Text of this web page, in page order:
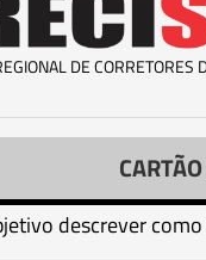
DE CORRETORES
descrever